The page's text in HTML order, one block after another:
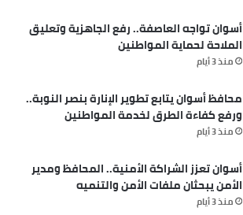
أسوان تواجه العاصفة.. رفع الجاهزية وتعليق
الملاحة لحماية المواطنين
منذ 3 أيام
محافظ أسوان يتابع تطوير الإنارة بنصر النوبة..
ورفع كفاءة الطرق لخدمة المواطنين
منذ 3 أيام
أسوان تعزز الشراكة الأمنية.. المحافظ ومدير
الأمن يبحثان ملفات الأمن والتنميه
منذ 3 أيام